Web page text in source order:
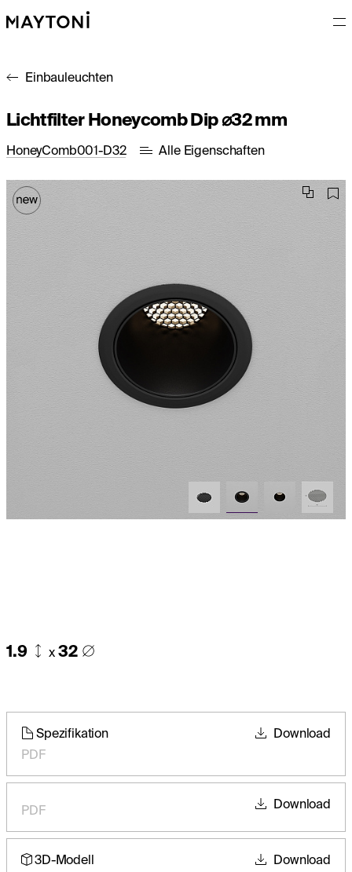
Einbauleuchten
Lichtfilter Honeycomb Dip ⌀32 mm
HoneyComb001-D32 Alle Eigenschaften
1.9 x 32
Spezifikation
PDF
Download
PDF Download
3D-Modell
Download